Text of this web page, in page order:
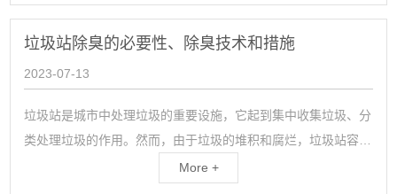
垃圾站内设置不同的分类垃圾桶，并进行定期清理...
垃圾站除臭的必要性、除臭技术和措施
2023-07-13
垃圾站是城市中处理垃圾的重要设施，它起到集中收集垃圾、分
类处理垃圾的作用。然而，由于垃圾的堆积和腐烂，垃圾站容易
产生难闻的恶臭气味，给周围居民和环境带来不便和卫生问题。
More +